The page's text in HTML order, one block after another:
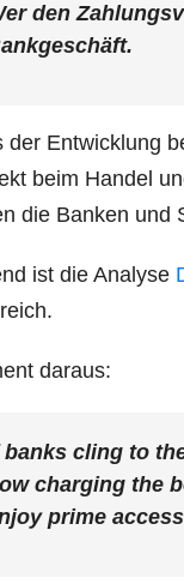
den
der Ent­wick­lung
beim Han­del
die Ban­ken und
ist die Ana­ly­se
daraus:
banks cling to
char­ging the
prime